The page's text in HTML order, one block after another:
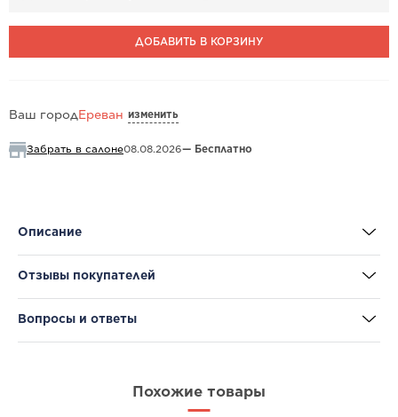
ДОБАВИТЬ В КОРЗИНУ
Ваш городЕреван изменить
Забрать в салоне08.08.2026— Бесплатно
Описание
Отзывы покупателей
Вопросы и ответы
Похожие товары